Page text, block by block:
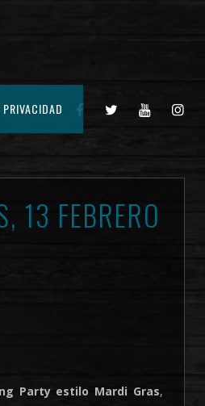
13 FEBRERO
Party estilo Mardi Gras,